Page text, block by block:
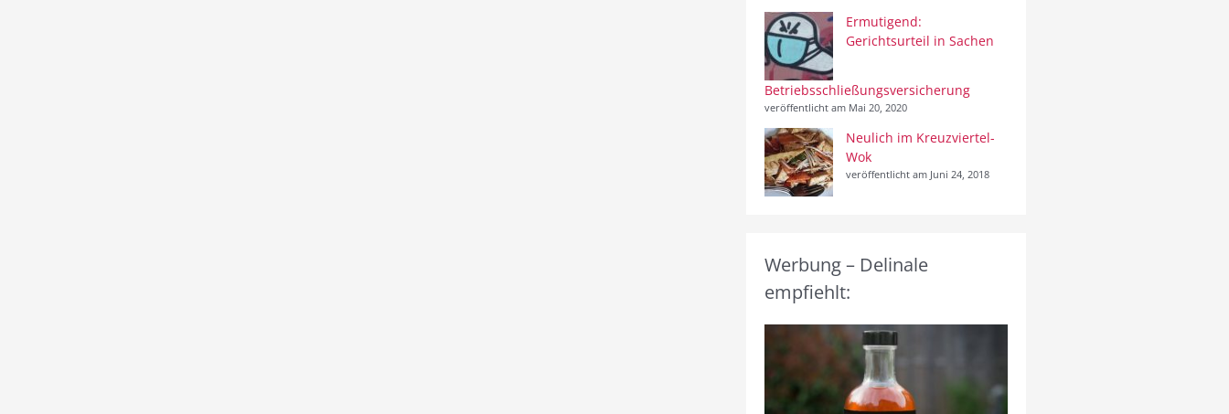
Ermutigend:
Gerichtsurteil in Sachen
Betriebsschließungsversicherung
veröffentlicht am Mai 20, 2020
Neulich im Kreuzviertel-
Wok
veröffentlicht am Juni 24, 2018
Werbung – Delinale
empfiehlt: